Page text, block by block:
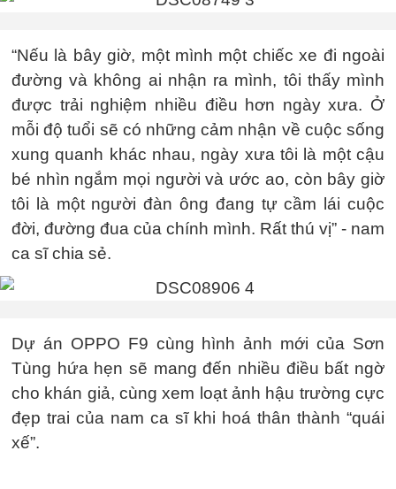
“Nếu là bây giờ, một mình một chiếc xe đi ngoài
đường và không ai nhận ra mình, tôi thấy mình
được trải nghiệm nhiều điều hơn ngày xưa. Ở
mỗi độ tuổi sẽ có những cảm nhận về cuộc sống
xung quanh khác nhau, ngày xưa tôi là một cậu
bé nhìn ngắm mọi người và ước ao, còn bây giờ
tôi là một người đàn ông đang tự cầm lái cuộc
đời, đường đua của chính mình. Rất thú vị” - nam
ca sĩ chia sẻ.
Dự án OPPO F9 cùng hình ảnh mới của Sơn
Tùng hứa hẹn sẽ mang đến nhiều điều bất ngờ
cho khán giả, cùng xem loạt ảnh hậu trường cực
đẹp trai của nam ca sĩ khi hoá thân thành “quái
xế”.